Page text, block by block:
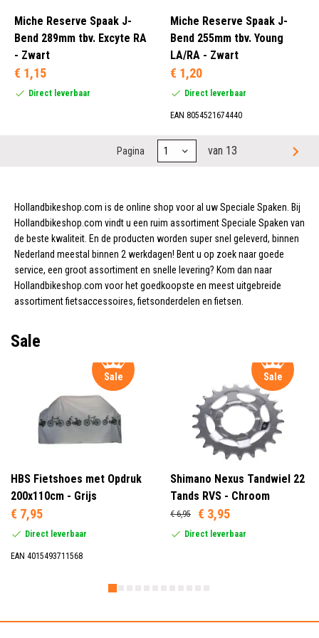
Miche Reserve Spaak J-
Bend 289mm tbv. Excyte RA
- Zwart
€ 1,15
Direct leverbaar
Miche Reserve Spaak J-
Bend 255mm tbv. Young
LA/RA - Zwart
€ 1,20
Direct leverbaar
EAN 8054521674440
Pagina van 13
Hollandbikeshop.com is de online shop voor al uw Speciale Spaken. Bij
Hollandbikeshop.com vindt u een ruim assortiment Speciale Spaken van
de beste kwaliteit. En de producten worden super snel geleverd, binnen
Nederland meestal binnen 2 werkdagen! Bent u op zoek naar goede
service, een groot assortiment en snelle levering? Kom dan naar
Hollandbikeshop.com voor het goedkoopste en meest uitgebreide
assortiment fietsaccessoires, fietsonderdelen en fietsen.
Sale
Sale
HBS Fietshoes met Opdruk
200x110cm - Grijs
€ 7,95
Direct leverbaar
EAN 4015493711568
Sale
Shimano Nexus Tandwiel 22
Tands RVS - Chroom
€ 6,95 € 3,95
Direct leverbaar